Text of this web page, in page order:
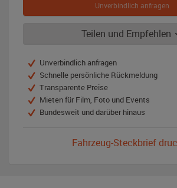
Unverbindlich anfragen
Teilen und Empfehlen
Unverbindlich anfragen
Schnelle persönliche Rückmeldung
Transparente Preise
Mieten für Film, Foto und Events
Bundesweit und darüber hinaus
Fahrzeug-Steckbrief